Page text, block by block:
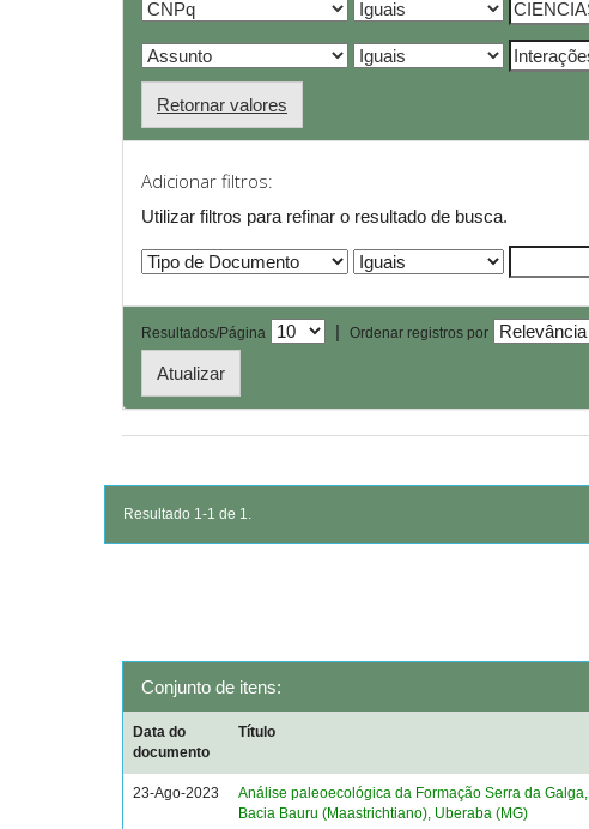
Retornar valores
Adicionar filtros:
Utilizar filtros para refinar o resultado de busca.
Resultados/Página | Ordenar registros por
Resultado 1-1 de 1.
Conjunto de itens:
Data do
documento
Título
23-Ago-2023
Análise paleoecológica da Formação Serra da Galga,
Bacia Bauru (Maastrichtiano), Uberaba (MG)